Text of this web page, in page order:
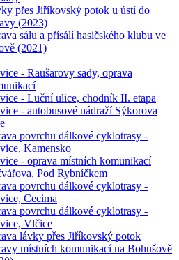
přes Jiříkovský potok u ústí do
(2023)
sálu a přísálí hasičského klubu ve
(2021)
- Raušarovy sady, oprava
- Luční ulice, chodník II. etapa
- autobusové nádraží Sýkorova
povrchu dálkové cyklotrasy -
Kamensko
- oprava místních komunikací
Pod Rybníčkem
povrchu dálkové cyklotrasy -
Cecima
povrchu dálkové cyklotrasy -
Vlčice
lávky přes Jiříkovský potok
místních komunikací na Bohušově